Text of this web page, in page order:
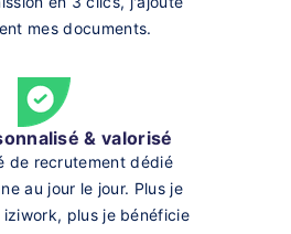
mes documents.
& valorisé
de recrutement dédié
au jour le jour. Plus je
plus je bénéficie